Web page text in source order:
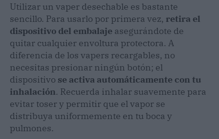
Utilizar un vaper desechable es bastante
sencillo. Para usarlo por primera vez, retira el
dispositivo del embalaje asegurándote de
quitar cualquier envoltura protectora. A
diferencia de los vapers recargables, no
necesitas presionar ningún botón; el
dispositivo se activa automáticamente con tu
inhalación. Recuerda inhalar suavemente para
evitar toser y permitir que el vapor se
distribuya uniformemente en tu boca y
pulmones.